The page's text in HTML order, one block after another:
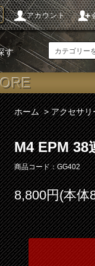
アカウント
す
ホーム >アクセサリ
M4 EPM 38
商品コード：GG402
8,800円(本体